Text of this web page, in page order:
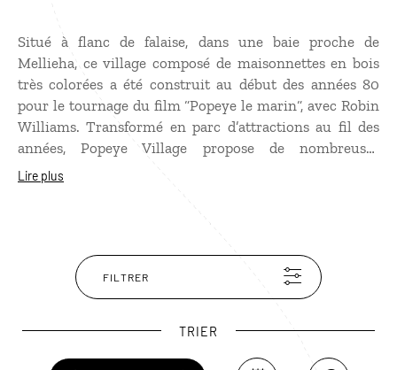
Situé à flanc de falaise, dans une baie proche de
Mellieha, ce village composé de maisonnettes en bois
très colorées a été construit au début des années 80
pour le tournage du film “Popeye le marin“, avec Robin
Williams. Transformé en parc d’attractions au fil des
années, Popeye Village propose de nombreuses
animations pour les petits et les grands : trampolines,
Lire plus
FILTRER
TRIER